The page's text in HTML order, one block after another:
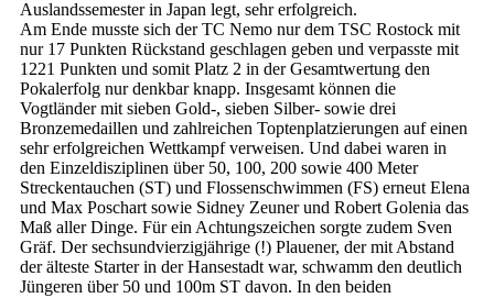
Auslandssemester in Japan legt, sehr erfolgreich.
Am Ende musste sich der TC Nemo nur dem TSC Rostock mit
nur 17 Punkten Rückstand geschlagen geben und verpasste mit
1221 Punkten und somit Platz 2 in der Gesamtwertung den
Pokalerfolg nur denkbar knapp. Insgesamt können die
Vogtländer mit sieben Gold-, sieben Silber- sowie drei
Bronzemedaillen und zahlreichen Toptenplatzierungen auf einen
sehr erfolgreichen Wettkampf verweisen. Und dabei waren in
den Einzeldisziplinen über 50, 100, 200 sowie 400 Meter
Streckentauchen (ST) und Flossenschwimmen (FS) erneut Elena
und Max Poschart sowie Sidney Zeuner und Robert Golenia das
Maß aller Dinge. Für ein Achtungszeichen sorgte zudem Sven
Gräf. Der sechsundvierzigjährige (!) Plauener, der mit Abstand
der älteste Starter in der Hansestadt war, schwamm den deutlich
Jüngeren über 50 und 100m ST davon. In den beiden